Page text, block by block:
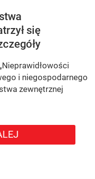
się
i niegospodarnego
zewnętrznej